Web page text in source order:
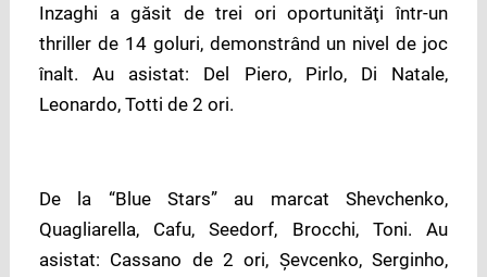
Inzaghi a găsit de trei ori oportunităţi într-un
thriller de 14 goluri, demonstrând un nivel de joc
înalt. Au asistat: Del Piero, Pirlo, Di Natale,
Leonardo, Totti de 2 ori.
De la “Blue Stars” au marcat Shevchenko,
Quagliarella, Cafu, Seedorf, Brocchi, Toni. Au
asistat: Cassano de 2 ori, Șevcenko, Serginho,